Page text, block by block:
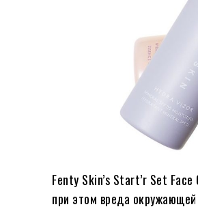
Fenty Skin’s Start’r Set
при этом вреда